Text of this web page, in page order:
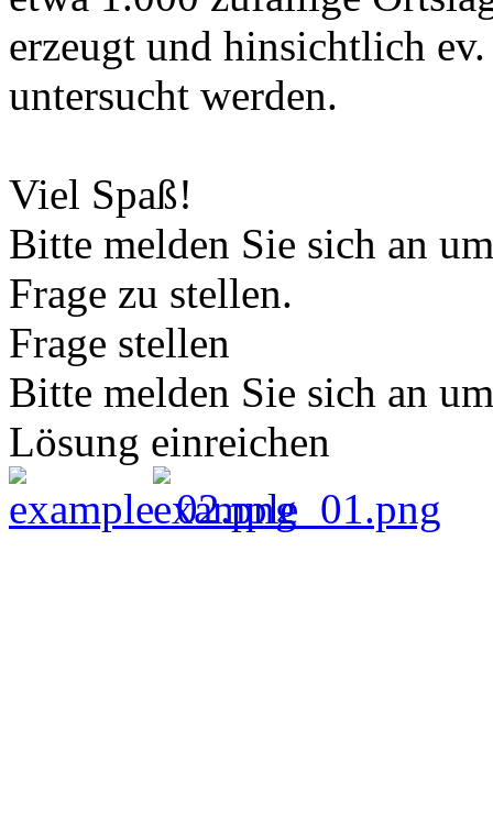
erzeugt und hinsichtlich
untersucht werden.
Viel Spaß!
Bitte melden Sie sich an
Frage zu stellen.
Frage stellen
Bitte melden Sie sich an
Lösung einreichen